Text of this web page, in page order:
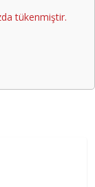
tükenmiştir.